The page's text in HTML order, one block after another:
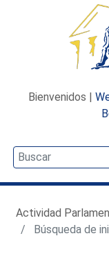
Bienvenidos |
Actividad
Búsqueda de